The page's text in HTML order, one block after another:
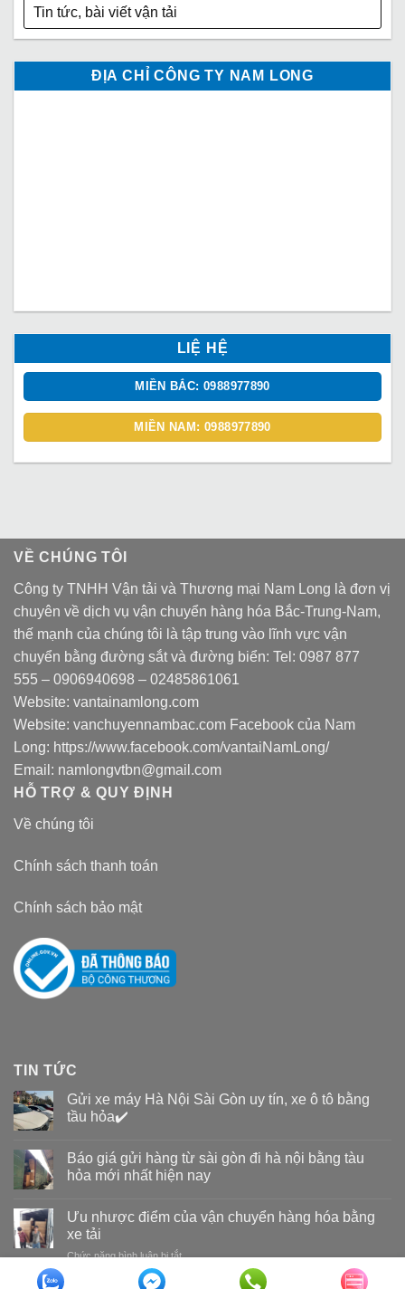
Tin tức, bài viết vận tải
ĐỊA CHỈ CÔNG TY NAM LONG
LIỆ HỆ
MIỀN BẮC: 0988977890
MIỀN NAM: 0988977890
VỀ CHÚNG TÔI
Công ty TNHH Vận tải và Thương mại Nam Long là đơn vị
chuyên về dịch vụ vận chuyển hàng hóa Bắc-Trung-Nam,
thế mạnh của chúng tôi là tập trung vào lĩnh vực vận
chuyển bằng đường sắt và đường biển: Tel: 0987 877
555 – 0906940698 – 02485861061
Website: vantainamlong.com
Website: vanchuyennambac.com Facebook của Nam
Long: https://www.facebook.com/vantaiNamLong/
Email: namlongvtbn@gmail.com
HỖ TRỢ & QUY ĐỊNH
Về chúng tôi
Chính sách thanh toán
Chính sách bảo mật
TIN TỨC
Gửi xe máy Hà Nội Sài Gòn uy tín, xe ô tô bằng
tầu hỏa✔️
Báo giá gửi hàng từ sài gòn đi hà nội bằng tàu
hỏa mới nhất hiện nay
Ưu nhược điểm của vận chuyển hàng hóa bằng
xe tải
Chức năng bình luận bị tắtở